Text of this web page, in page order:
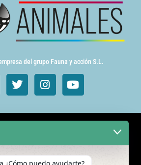
del grupo Fauna y acción S.L.
de cine y TV